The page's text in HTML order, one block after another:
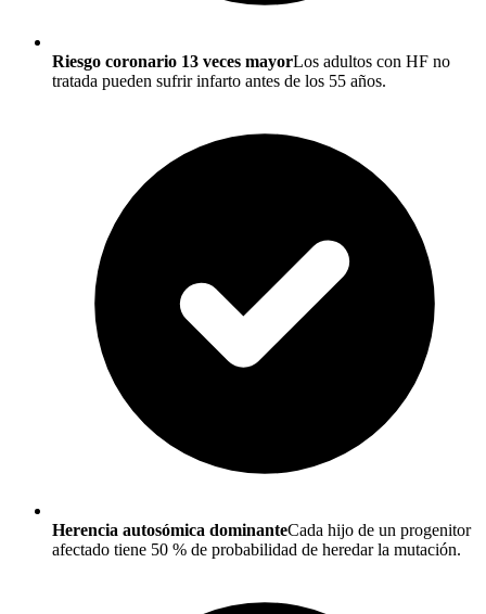
Riesgo coronario 13 veces mayorLos adultos con HF no
tratada pueden sufrir infarto antes de los 55 años.
Herencia autosómica dominanteCada hijo de un progenitor
afectado tiene 50 % de probabilidad de heredar la mutación.